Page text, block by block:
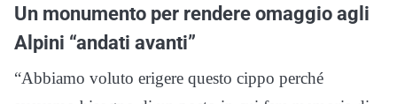
Un monumento per rendere omaggio agli
Alpini “andati avanti”
“Abbiamo voluto erigere questo cippo perché